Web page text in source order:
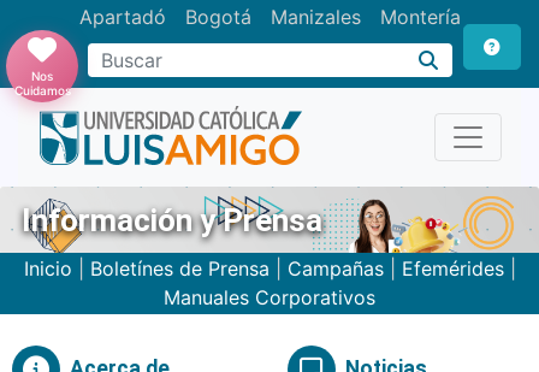
Apartadó Bogotá Manizales Montería
Buscar
Nos
Cuidamos
Información y Prensa
Inicio Boletínes de Prensa Campañas Efemérides
Manuales Corporativos